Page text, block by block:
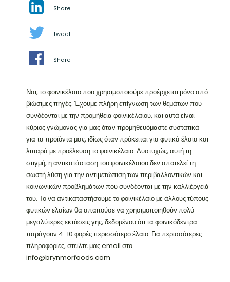
Share
Tweet
Share
Ναι, το φοινικέλαιο που χρησιμοποιούμε προέρχεται μόνο από
βιώσιμες πηγές. Έχουμε πλήρη επίγνωση των θεμάτων που
συνδέονται με την προμήθεια φοινικέλαιου, και αυτά είναι
κύριος γνώμονας για μας όταν προμηθευόμαστε συστατικά
για τα προϊόντα μας, ιδίως όταν πρόκειται για φυτικά έλαια και
λιπαρά με προέλευση το φοινικέλαιο. Δυστυχώς, αυτή τη
στιγμή, η αντικατάσταση του φοινικέλαιου δεν αποτελεί τη
σωστή λύση για την αντιμετώπιση των περιβαλλοντικών και
κοινωνικών προβλημάτων που συνδέονται με την καλλιέργειά
του. Το να αντικαταστήσουμε το φοινικέλαιο με άλλους τύπους
φυτικών ελαίων θα απαιτούσε να χρησιμοποιηθούν πολύ
μεγαλύτερες εκτάσεις γης, δεδομένου ότι τα φοινικόδεντρα
παράγουν 4-10 φορές περισσότερο έλαιο. Για περισσότερες
πληροφορίες, στείλτε μας email στο
info@brynmorfoods.com